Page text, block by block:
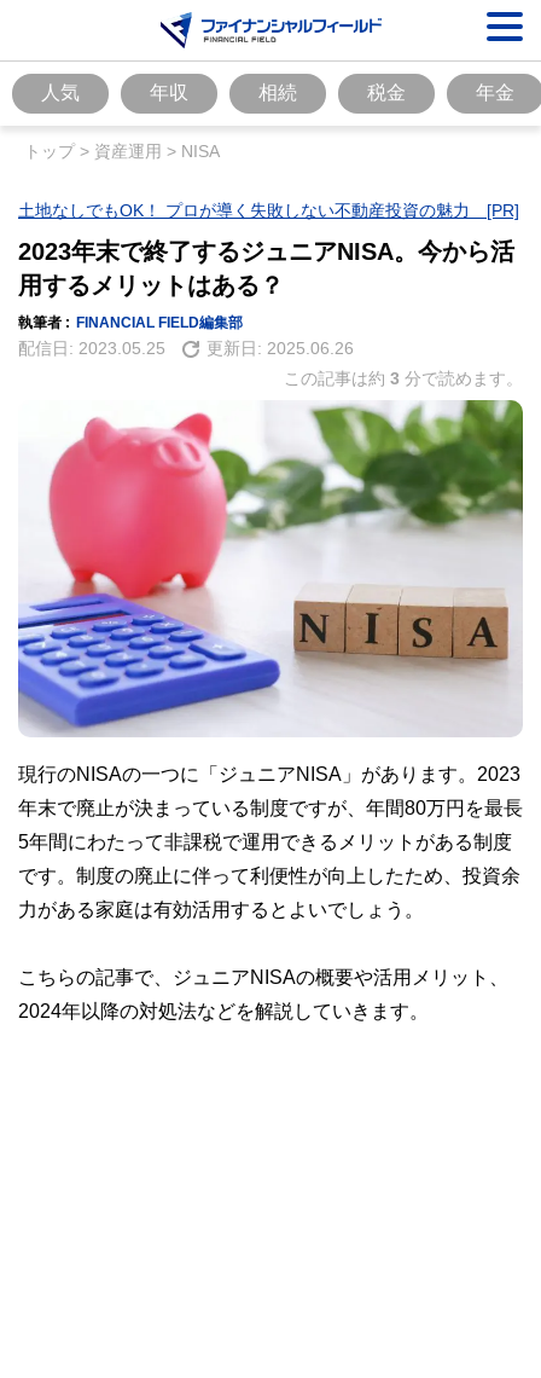
人気 年収 相続 税金 年金
トップ> 資産運用 > NISA
土地なしでもOK！ プロが導く失敗しない不動産投資の魅力 [PR]
2023年末で終了するジュニアNISA。今から活
用するメリットはある？
執筆者 : FINANCIAL FIELD編集部
配信日: 2023.05.25 更新日: 2025.06.26
この記事は約 3 分で読めます。
現行のNISAの一つに「ジュニアNISA」があります。2023
年末で廃止が決まっている制度ですが、年間80万円を最長
5年間にわたって非課税で運用できるメリットがある制度
です。制度の廃止に伴って利便性が向上したため、投資余
力がある家庭は有効活用するとよいでしょう。
こちらの記事で、ジュニアNISAの概要や活用メリット、
2024年以降の対処法などを解説していきます。